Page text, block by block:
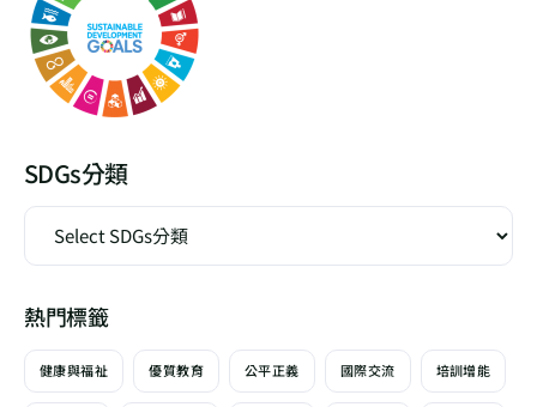
SDGs分類
熱門標籤
健康與福祉 優質教育 公平正義 國際交流 培訓增能